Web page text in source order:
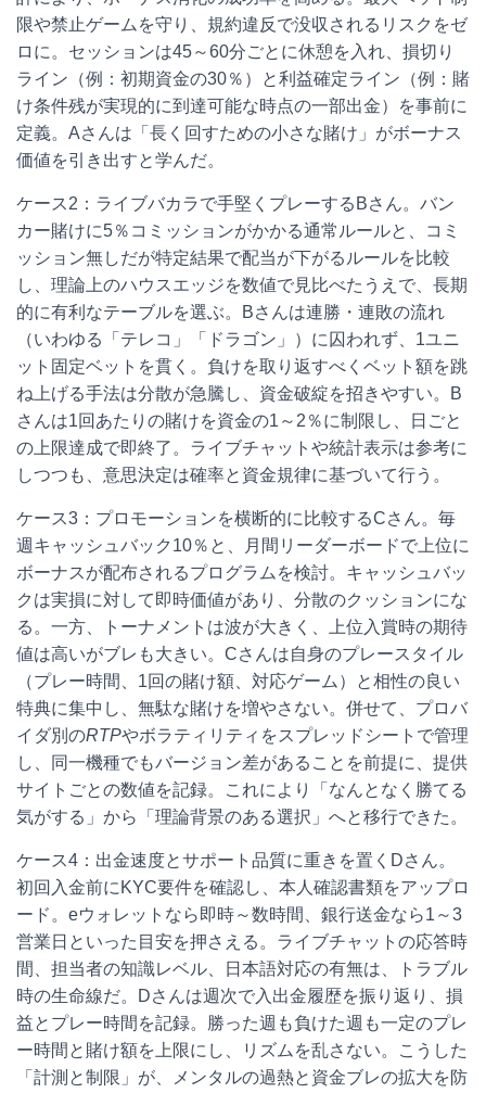
限や禁止ゲームを守り、規約違反で没収されるリスクをゼ
ロに。セッションは45～60分ごとに休憩を入れ、損切り
ライン（例：初期資金の30％）と利益確定ライン（例：賭
け条件残が実現的に到達可能な時点の一部出金）を事前に
定義。Aさんは「長く回すための小さな賭け」がボーナス
価値を引き出すと学んだ。
ケース2：ライブバカラで手堅くプレーするBさん。バン
カー賭けに5％コミッションがかかる通常ルールと、コミ
ッション無しだが特定結果で配当が下がるルールを比較
し、理論上のハウスエッジを数値で見比べたうえで、長期
的に有利なテーブルを選ぶ。Bさんは連勝・連敗の流れ
（いわゆる「テレコ」「ドラゴン」）に囚われず、1ユニ
ット固定ベットを貫く。負けを取り返すべくベット額を跳
ね上げる手法は分散が急騰し、資金破綻を招きやすい。B
さんは1回あたりの賭けを資金の1～2％に制限し、日ごと
の上限達成で即終了。ライブチャットや統計表示は参考に
しつつも、意思決定は確率と資金規律に基づいて行う。
ケース3：プロモーションを横断的に比較するCさん。毎
週キャッシュバック10％と、月間リーダーボードで上位に
ボーナスが配布されるプログラムを検討。キャッシュバッ
クは実損に対して即時価値があり、分散のクッションにな
る。一方、トーナメントは波が大きく、上位入賞時の期待
値は高いがブレも大きい。Cさんは自身のプレースタイル
（プレー時間、1回の賭け額、対応ゲーム）と相性の良い
特典に集中し、無駄な賭けを増やさない。併せて、プロバ
イダ別のRTPやボラティリティをスプレッドシートで管理
し、同一機種でもバージョン差があることを前提に、提供
サイトごとの数値を記録。これにより「なんとなく勝てる
気がする」から「理論背景のある選択」へと移行できた。
ケース4：出金速度とサポート品質に重きを置くDさん。
初回入金前にKYC要件を確認し、本人確認書類をアップロ
ード。eウォレットなら即時～数時間、銀行送金なら1～3
営業日といった目安を押さえる。ライブチャットの応答時
間、担当者の知識レベル、日本語対応の有無は、トラブル
時の生命線だ。Dさんは週次で入出金履歴を振り返り、損
益とプレー時間を記録。勝った週も負けた週も一定のプレ
ー時間と賭け額を上限にし、リズムを乱さない。こうした
「計測と制限」が、メンタルの過熱と資金ブレの拡大を防